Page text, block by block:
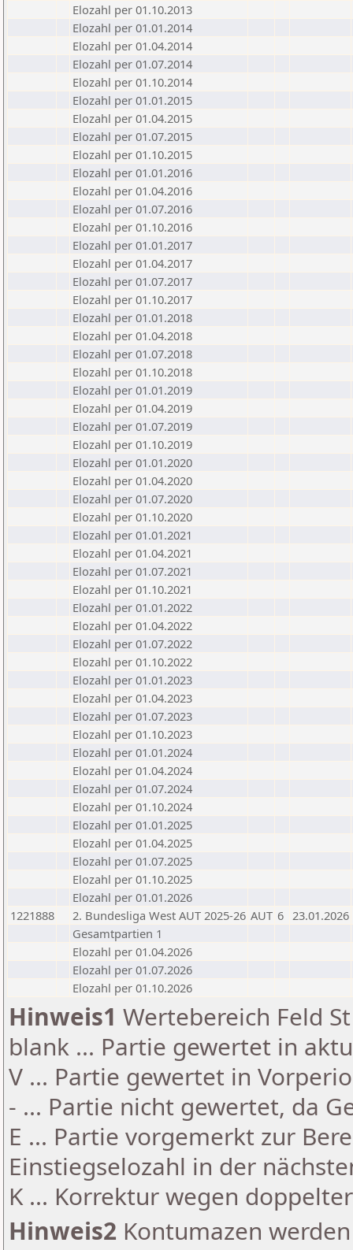
Elozahl per 01.10.2013
Elozahl per 01.01.2014
Elozahl per 01.04.2014
Elozahl per 01.07.2014
Elozahl per 01.10.2014
Elozahl per 01.01.2015
Elozahl per 01.04.2015
Elozahl per 01.07.2015
Elozahl per 01.10.2015
Elozahl per 01.01.2016
Elozahl per 01.04.2016
Elozahl per 01.07.2016
Elozahl per 01.10.2016
Elozahl per 01.01.2017
Elozahl per 01.04.2017
Elozahl per 01.07.2017
Elozahl per 01.10.2017
Elozahl per 01.01.2018
Elozahl per 01.04.2018
Elozahl per 01.07.2018
Elozahl per 01.10.2018
Elozahl per 01.01.2019
Elozahl per 01.04.2019
Elozahl per 01.07.2019
Elozahl per 01.10.2019
Elozahl per 01.01.2020
Elozahl per 01.04.2020
Elozahl per 01.07.2020
Elozahl per 01.10.2020
Elozahl per 01.01.2021
Elozahl per 01.04.2021
Elozahl per 01.07.2021
Elozahl per 01.10.2021
Elozahl per 01.01.2022
Elozahl per 01.04.2022
Elozahl per 01.07.2022
Elozahl per 01.10.2022
Elozahl per 01.01.2023
Elozahl per 01.04.2023
Elozahl per 01.07.2023
Elozahl per 01.10.2023
Elozahl per 01.01.2024
Elozahl per 01.04.2024
Elozahl per 01.07.2024
Elozahl per 01.10.2024
Elozahl per 01.01.2025
Elozahl per 01.04.2025
Elozahl per 01.07.2025
Elozahl per 01.10.2025
Elozahl per 01.01.2026
1221888
2. Bundesliga West AUT 2025-26 AUT 6 23.01.2026
Gesamtpartien 1
Elozahl per 01.04.2026
Elozahl per 01.07.2026
Elozahl per 01.10.2026
Hinweis1 Wertebereich Feld
blank ... Partie gewertet in
V ... Partie gewertet in
- ... Partie nicht gewertet, da
E ... Partie vorgemerkt zur
Einstiegselozahl in der
K ... Korrektur wegen
Hinweis2 Kontumazen